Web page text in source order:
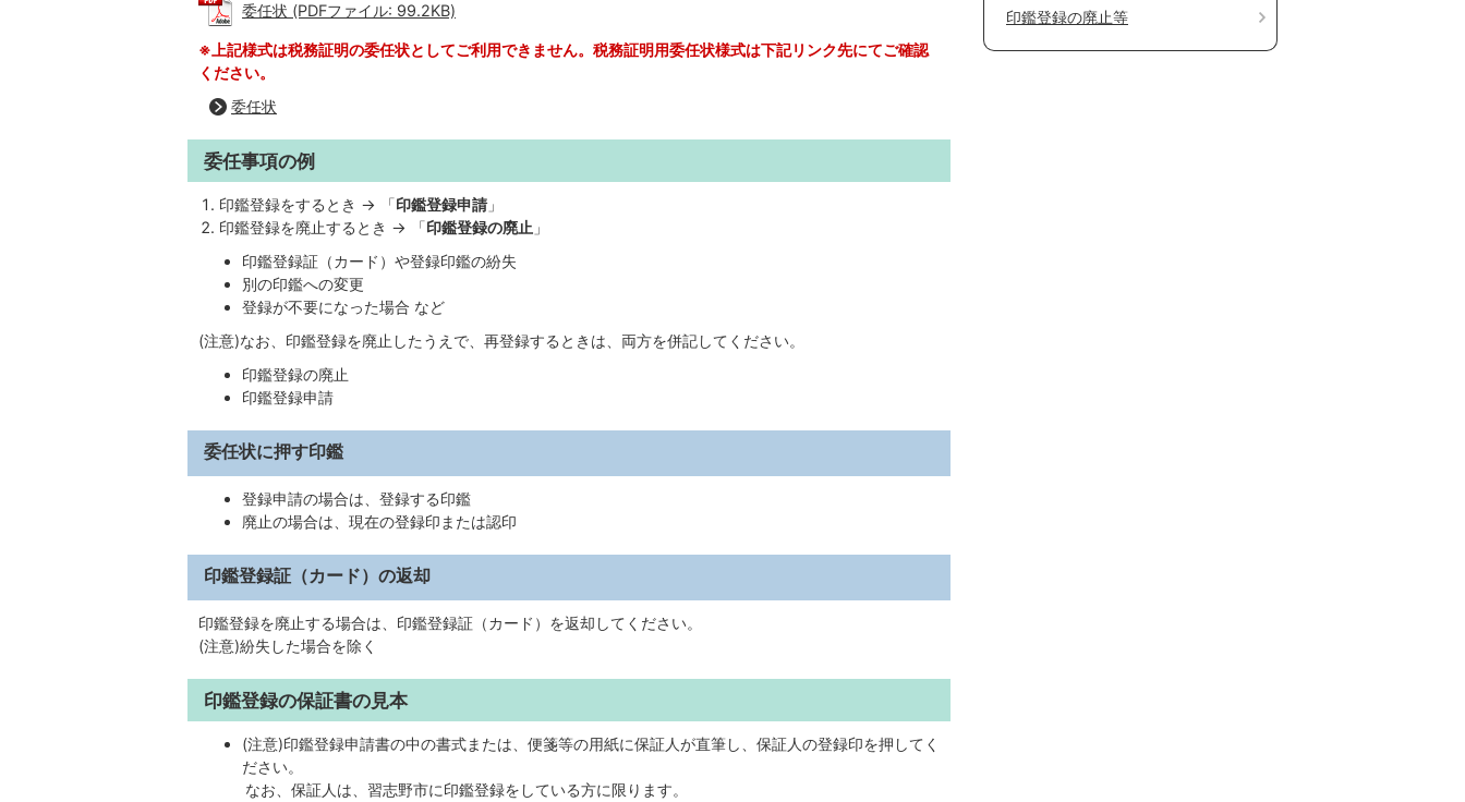
委任状 (PDFファイル: 99.2KB)
※上記様式は税務証明の委任状としてご利用できません。税務証明用委任状様式は下記リンク先にてご確認
ください。
委任状
委任事項の例
印鑑登録をするとき → 「印鑑登録申請」
印鑑登録を廃止するとき → 「印鑑登録の廃止 」
印鑑登録証（カード）や登録印鑑の紛失
別の印鑑への変更
登録が不要になった場合 など
(注意)なお、印鑑登録を廃止したうえで、再登録するときは、両方を併記してください。
印鑑登録の廃止
印鑑登録申請
委任状に押す印鑑
登録申請の場合は、登録する印鑑
廃止の場合は、現在の登録印または認印
印鑑登録証（カード）の返却
印鑑登録を廃止する場合は、印鑑登録証（カード）を返却してください。
(注意)紛失した場合を除く
印鑑登録の保証書の見本
(注意)印鑑登録申請書の中の書式または、便箋等の用紙に保証人が直筆し、保証人の登録印を押してく
ださい。
なお、保証人は、習志野市に印鑑登録をしている方に限ります。
印鑑登録の廃止等